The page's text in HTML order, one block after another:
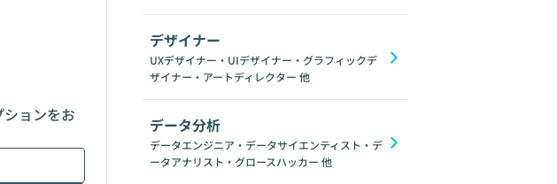
ョンをお
デザイナー
UXデザイナー・UIデザイナー・グラフィックデ
ザイナー・アートディレクター 他
データ分析
データエンジニア・データサイエンティスト・デ
ータアナリスト・グロースハッカー 他